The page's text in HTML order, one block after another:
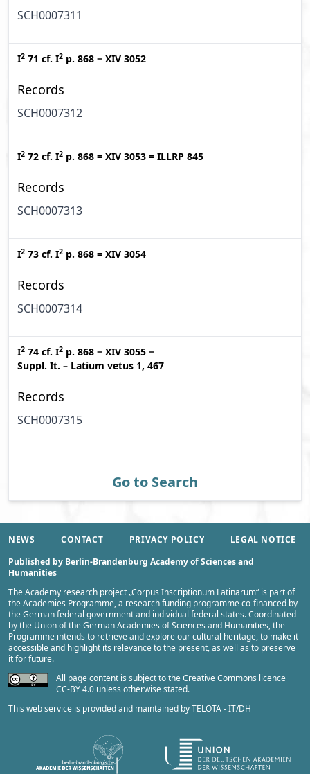
SCH0007311
I2 71 cf. I2 p. 868 = XIV 3052
Records
SCH0007312
I2 72 cf. I2 p. 868 = XIV 3053 = ILLRP 845
Records
SCH0007313
I2 73 cf. I2 p. 868 = XIV 3054
Records
SCH0007314
I2 74 cf. I2 p. 868 = XIV 3055 =
Suppl. It. – Latium vetus 1, 467
Records
SCH0007315
Go to Search
NEWS CONTACT PRIVACY POLICY
LEGAL NOTICE
Published by Berlin-Brandenburg Academy of Sciences and
Humanities
The Academy research project „Corpus Inscriptionum Latinarum“ is part of
theAcademies Programme, a research funding programme co-financed by
the German federal government and individual federal states. Coordinated
by the Union of the German Academies of Sciences and Humanities, the
Programme intends to retrieve and explore our cultural heritage, to make it
accessible and highlight its relevance to the present, as well as to preserve
it for future.
All page content is subject to the Creative Commons licence
CC-BY 4.0 unless otherwise stated.
This web service is provided and maintained byTELOTA - IT/DH